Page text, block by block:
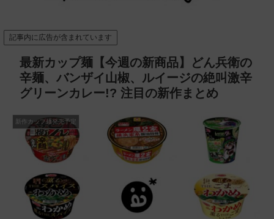
記事内に広告が含まれています
最新カップ麺【今週の新商品】どん兵衛の
辛麺、バンザイ山椒、ルイージの絶叫激辛
グリーンカレー!? 注目の新作まとめ
新作カップ麺発売予定